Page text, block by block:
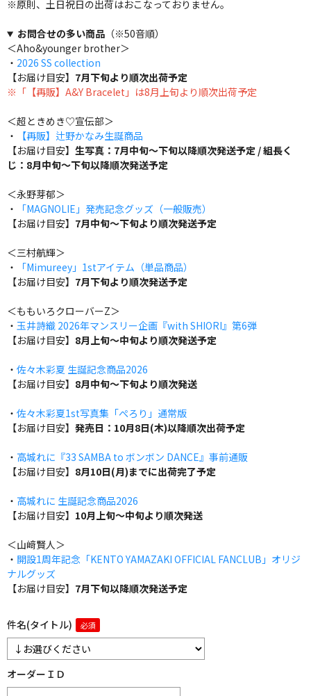
※原則、土日祝日の出荷はおこなっておりません。
お問合せの多い商品（※50音順）
＜Aho&younger brother＞
・ 2026 SS collection
【お届け目安】 7月下旬より順次出荷予定
※「【再販】A&Y Bracelet」は8月上旬より順次出荷予定
＜超ときめき♡宣伝部＞
・
【再販】辻野かなみ生誕商品
【お届け目安】 生写真：7月中旬～下旬以降順次発送予定 / 組長く
じ：8月中旬～下旬以降順次発送予定
＜永野芽郁＞
・
「MAGNOLIE」発売記念グッズ（一般販売）
【お届け目安】 7月中旬～下旬より順次発送予定
＜三村航輝＞
・
「Mimureey」1stアイテム（単品商品）
【お届け目安】 7月下旬より順次発送予定
＜ももいろクローバーZ＞
・ 玉井詩織 2026年マンスリー企画『with SHIORI』第6弾
【お届け目安】 8月上旬～中旬より順次発送予定
・ 佐々木彩夏 生誕記念商品2026
【お届け目安】 8月中旬～下旬より順次発送
・ 佐々木彩夏1st写真集「ぺろり」通常版
【お届け目安】 発売日：10月8日(木)以降順次出荷予定
・ 高城れに『33 SAMBA to ボンボン DANCE』事前通販
【お届け目安】 8月10日(月)までに出荷完了予定
・ 高城れに 生誕記念商品2026
【お届け目安】 10月上旬～中旬より順次発送
＜山﨑賢人＞
・ 開設1周年記念「KENTO YAMAZAKI OFFICIAL FANCLUB」オリジ
ナルグッズ
【お届け目安】 7月下旬以降順次発送予定
件名(タイトル)
オーダーＩＤ